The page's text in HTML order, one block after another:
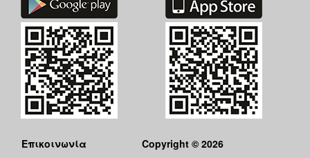
Επικοινωνία
Copyright © 2026